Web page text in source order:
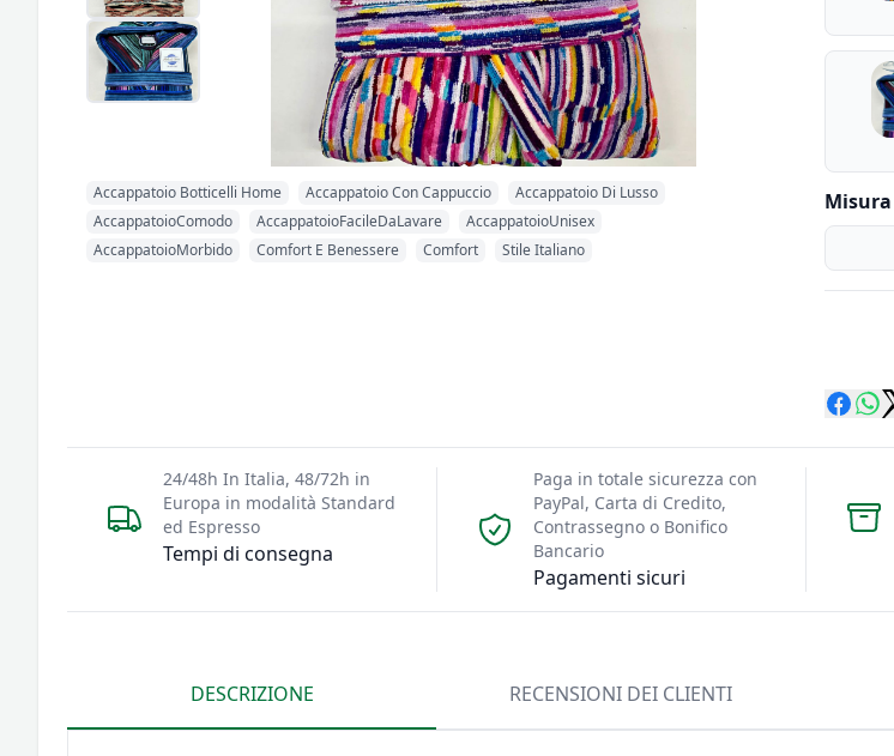
Accappatoio Botticelli Home Accappatoio Con Cappuccio
Accappatoio Di Lusso
AccappatoioComodo
AccappatoioFacileDaLavare
AccappatoioUnisex
AccappatoioMorbido
Comfort E Benessere Comfort Stile Italiano
Misura
Misura
Tempi di consegna
24/48h In Italia, 48/72h in
Europa in modalità Standard
ed Espresso
Pagamenti sicuri
Paga in totale sicurezza con
PayPal, Carta di Credito,
Contrassegno o Bonifico
Bancario
DESCRIZIONE RECENSIONI DEI CLIENTI